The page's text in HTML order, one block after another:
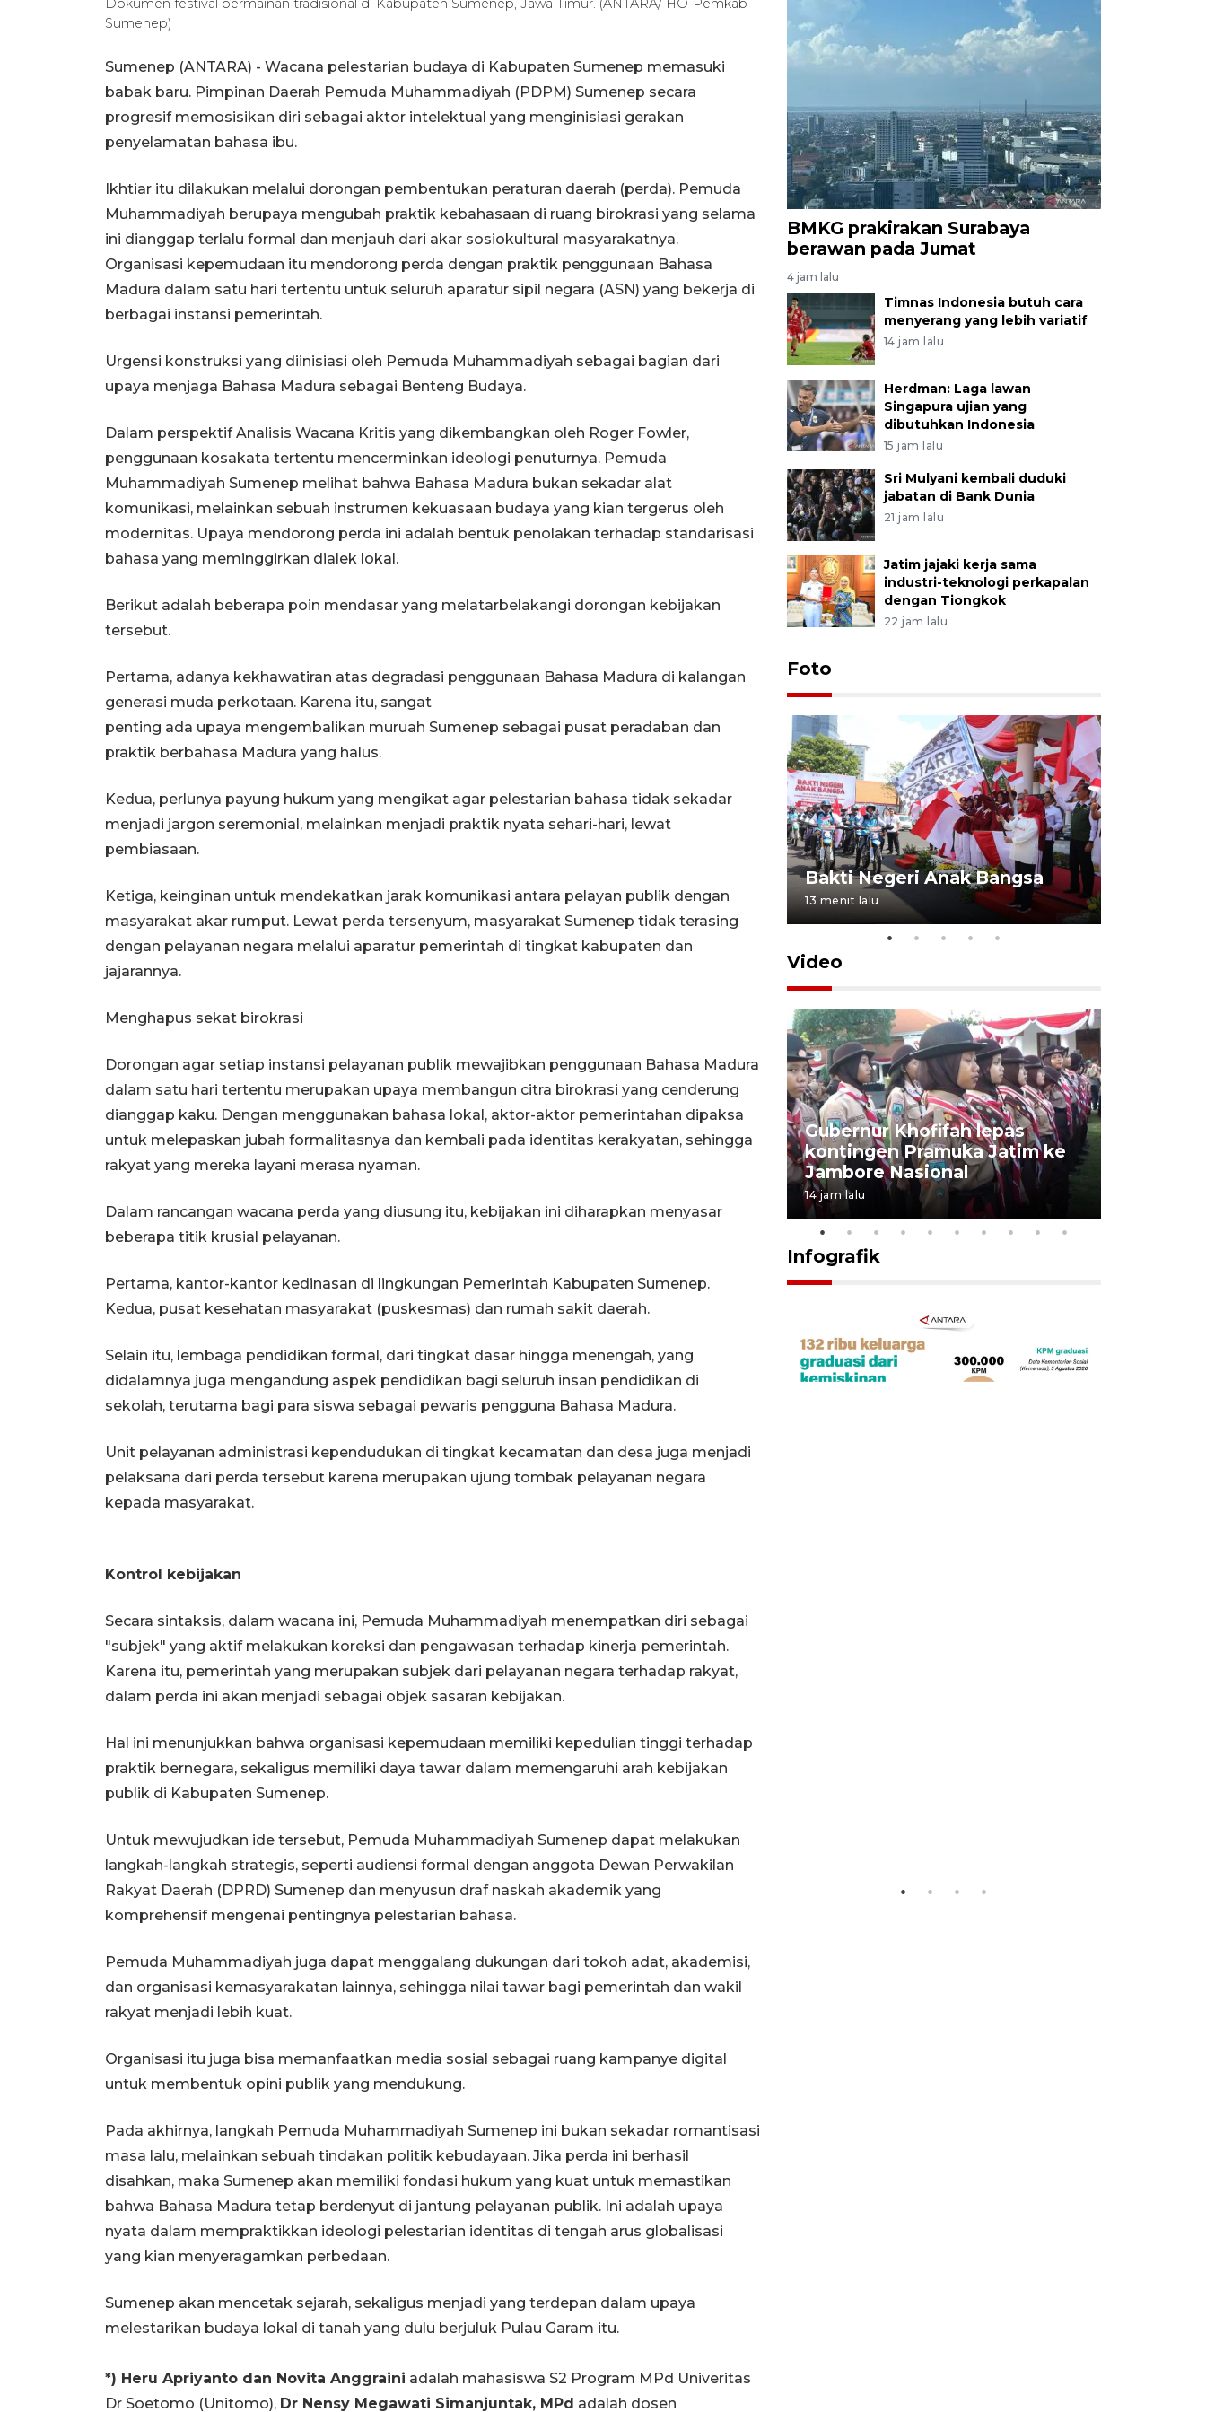
Dokumen festival permainan tradisional di Kabupaten Sumenep, Jawa Timur. (ANTARA/ HO-Pemkab
Sumenep)
Sumenep (ANTARA) - Wacana pelestarian budaya di Kabupaten Sumenep memasuki
babak baru. Pimpinan Daerah Pemuda Muhammadiyah (PDPM) Sumenep secara
progresif memosisikan diri sebagai aktor intelektual yang menginisiasi gerakan
penyelamatan bahasa ibu.
Ikhtiar itu dilakukan melalui dorongan pembentukan peraturan daerah (perda). Pemuda
Muhammadiyah berupaya mengubah praktik kebahasaan di ruang birokrasi yang selama
ini dianggap terlalu formal dan menjauh dari akar sosiokultural masyarakatnya.
Organisasi kepemudaan itu mendorong perda dengan praktik penggunaan Bahasa
Madura dalam satu hari tertentu untuk seluruh aparatur sipil negara (ASN) yang bekerja di
berbagai instansi pemerintah.
Urgensi konstruksi yang diinisiasi oleh Pemuda Muhammadiyah sebagai bagian dari
upaya menjaga Bahasa Madura sebagai Benteng Budaya.
Dalam perspektif Analisis Wacana Kritis yang dikembangkan oleh Roger Fowler,
penggunaan kosakata tertentu mencerminkan ideologi penuturnya. Pemuda
Muhammadiyah Sumenep melihat bahwa Bahasa Madura bukan sekadar alat
komunikasi, melainkan sebuah instrumen kekuasaan budaya yang kian tergerus oleh
modernitas. Upaya mendorong perda ini adalah bentuk penolakan terhadap standarisasi
bahasa yang meminggirkan dialek lokal.
Berikut adalah beberapa poin mendasar yang melatarbelakangi dorongan kebijakan
tersebut.
Pertama, adanya kekhawatiran atas degradasi penggunaan Bahasa Madura di kalangan
generasi muda perkotaan. Karena itu, sangat
penting ada upaya mengembalikan muruah Sumenep sebagai pusat peradaban dan
praktik berbahasa Madura yang halus.
Kedua, perlunya payung hukum yang mengikat agar pelestarian bahasa tidak sekadar
menjadi jargon seremonial, melainkan menjadi praktik nyata sehari-hari, lewat
pembiasaan.
Ketiga, keinginan untuk mendekatkan jarak komunikasi antara pelayan publik dengan
masyarakat akar rumput. Lewat perda tersenyum, masyarakat Sumenep tidak terasing
dengan pelayanan negara melalui aparatur pemerintah di tingkat kabupaten dan
jajarannya.
Menghapus sekat birokrasi
Dorongan agar setiap instansi pelayanan publik mewajibkan penggunaan Bahasa Madura
dalam satu hari tertentu merupakan upaya membangun citra birokrasi yang cenderung
dianggap kaku. Dengan menggunakan bahasa lokal, aktor-aktor pemerintahan dipaksa
untuk melepaskan jubah formalitasnya dan kembali pada identitas kerakyatan, sehingga
rakyat yang mereka layani merasa nyaman.
Dalam rancangan wacana perda yang diusung itu, kebijakan ini diharapkan menyasar
beberapa titik krusial pelayanan.
Pertama, kantor-kantor kedinasan di lingkungan Pemerintah Kabupaten Sumenep.
Kedua, pusat kesehatan masyarakat (puskesmas) dan rumah sakit daerah.
Selain itu, lembaga pendidikan formal, dari tingkat dasar hingga menengah, yang
didalamnya juga mengandung aspek pendidikan bagi seluruh insan pendidikan di
sekolah, terutama bagi para siswa sebagai pewaris pengguna Bahasa Madura.
Unit pelayanan administrasi kependudukan di tingkat kecamatan dan desa juga menjadi
pelaksana dari perda tersebut karena merupakan ujung tombak pelayanan negara
kepada masyarakat.
Kontrol kebijakan
Secara sintaksis, dalam wacana ini, Pemuda Muhammadiyah menempatkan diri sebagai
"subjek" yang aktif melakukan koreksi dan pengawasan terhadap kinerja pemerintah.
Karena itu, pemerintah yang merupakan subjek dari pelayanan negara terhadap rakyat,
dalam perda ini akan menjadi sebagai objek sasaran kebijakan.
Hal ini menunjukkan bahwa organisasi kepemudaan memiliki kepedulian tinggi terhadap
praktik bernegara, sekaligus memiliki daya tawar dalam memengaruhi arah kebijakan
publik di Kabupaten Sumenep.
Untuk mewujudkan ide tersebut, Pemuda Muhammadiyah Sumenep dapat melakukan
langkah-langkah strategis, seperti audiensi formal dengan anggota Dewan Perwakilan
Rakyat Daerah (DPRD) Sumenep dan menyusun draf naskah akademik yang
komprehensif mengenai pentingnya pelestarian bahasa.
Pemuda Muhammadiyah juga dapat menggalang dukungan dari tokoh adat, akademisi,
dan organisasi kemasyarakatan lainnya, sehingga nilai tawar bagi pemerintah dan wakil
rakyat menjadi lebih kuat.
Organisasi itu juga bisa memanfaatkan media sosial sebagai ruang kampanye digital
untuk membentuk opini publik yang mendukung.
Pada akhirnya, langkah Pemuda Muhammadiyah Sumenep ini bukan sekadar romantisasi
masa lalu, melainkan sebuah tindakan politik kebudayaan. Jika perda ini berhasil
disahkan, maka Sumenep akan memiliki fondasi hukum yang kuat untuk memastikan
bahwa Bahasa Madura tetap berdenyut di jantung pelayanan publik. Ini adalah upaya
nyata dalam mempraktikkan ideologi pelestarian identitas di tengah arus globalisasi
yang kian menyeragamkan perbedaan.
Sumenep akan mencetak sejarah, sekaligus menjadi yang terdepan dalam upaya
melestarikan budaya lokal di tanah yang dulu berjuluk Pulau Garam itu.
*) Heru Apriyanto dan Novita Anggraini adalah mahasiswa S2 Program MPd Univeritas
Dr Soetomo (Unitomo), Dr Nensy Megawati Simanjuntak, MPd adalah dosen
BMKG prakirakan Surabaya
berawan pada Jumat
4 jam lalu
Timnas Indonesia butuh cara
menyerang yang lebih variatif
14 jam lalu
Herdman: Laga lawan
Singapura ujian yang
dibutuhkan Indonesia
15 jam lalu
Sri Mulyani kembali duduki
jabatan di Bank Dunia
21 jam lalu
Jatim jajaki kerja sama
industri-teknologi perkapalan
dengan Tiongkok
22 jam lalu
Foto
23 jam lalu
Bakti Negeri Anak Bangsa
13 menit lalu
Video
BNPB optimalkan penguatan
Desa Tangguh Bencana di
Gubernur Khofifah lepas
kontingen Pramuka Jatim ke
Jambore Nasional
14 jam lalu
Infografik
laki